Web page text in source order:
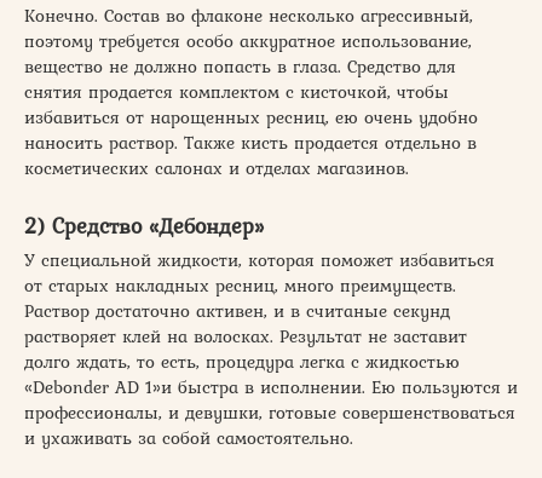
Конечно. Состав во флаконе несколько агрессивный,
поэтому требуется особо аккуратное использование,
вещество не должно попасть в глаза. Средство для
снятия продается комплектом с кисточкой, чтобы
избавиться от нарощенных ресниц, ею очень удобно
наносить раствор. Также кисть продается отдельно в
косметических салонах и отделах магазинов.
2) Средство «Дебондер»
У специальной жидкости, которая поможет избавиться
от старых накладных ресниц, много преимуществ.
Раствор достаточно активен, и в считаные секунд
растворяет клей на волосках. Результат не заставит
долго ждать, то есть, процедура легка с жидкостью
«Debonder AD 1»и быстра в исполнении. Ею пользуются и
профессионалы, и девушки, готовые совершенствоваться
и ухаживать за собой самостоятельно.